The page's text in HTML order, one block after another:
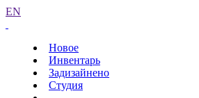
EN
Новое
Инвентарь
Задизайнено
Студия